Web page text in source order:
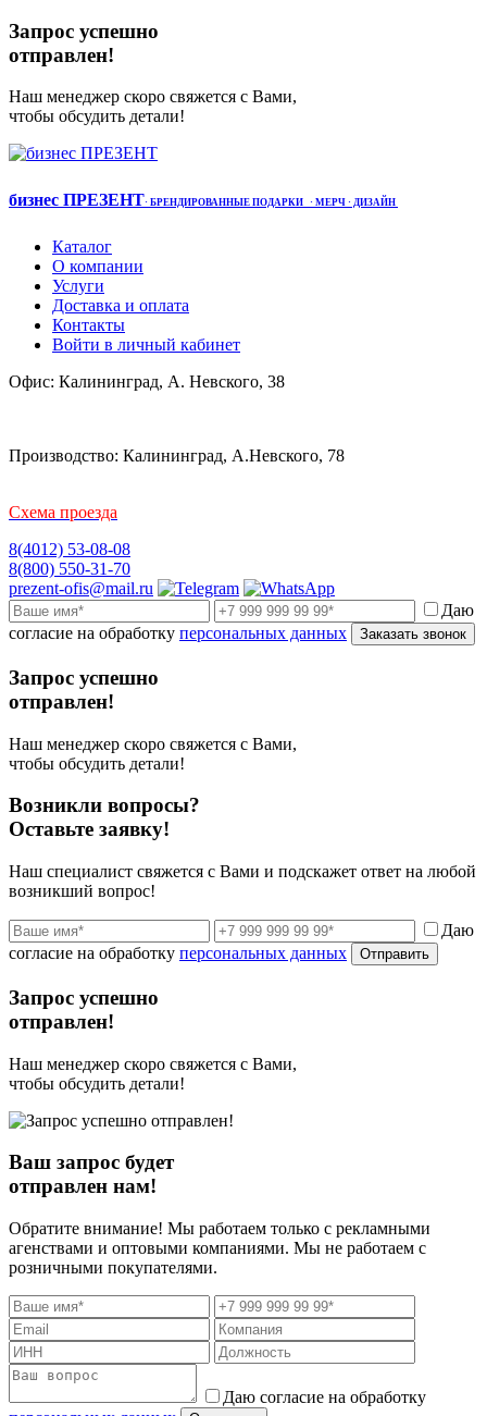
Запрос успешно
отправлен!
Наш менеджер скоро свяжется с Вами,
чтобы обсудить детали!
бизнес ПРЕЗЕНТ· БРЕНДИРОВАННЫЕ ПОДАРКИ · МЕРЧ · ДИЗАЙН
Каталог
О компании
Услуги
Доставка и оплата
Контакты
Войти в личный кабинет
Офис: Калининград, А. Невского, 38
Производство: Калининград, А.Невского, 78
Схема проезда
8(4012) 53-08-08
8(800) 550-31-70
prezent-ofis@mail.ru
Даю
согласие на обработку персональных данных Заказать звонок
Запрос успешно
отправлен!
Наш менеджер скоро свяжется с Вами,
чтобы обсудить детали!
Возникли вопросы?
Оставьте заявку!
Наш специалист свяжется с Вами и подскажет ответ на любой
возникший вопрос!
Даю
согласие на обработку персональных данных Отправить
Запрос успешно
отправлен!
Наш менеджер скоро свяжется с Вами,
чтобы обсудить детали!
Ваш запрос будет
отправлен нам!
Обратите внимание! Мы работаем только с рекламными
агенствами и оптовыми компаниями. Мы не работаем с
розничными покупателями.
Даю согласие на обработку